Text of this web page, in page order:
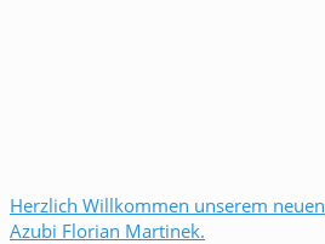
Herzlich Willkommen unserem neuen
Azubi Florian Martinek.